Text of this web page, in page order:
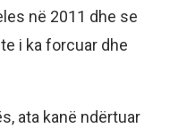
në 2011 dhe se
i ka forcuar dhe
ata kanë ndërtuar